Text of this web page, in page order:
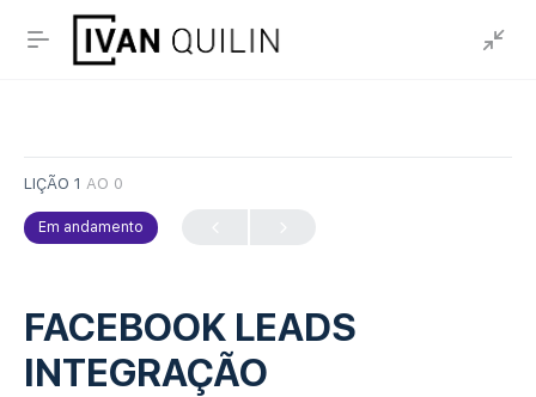
LIÇÃO 1 AO 0
Em andamento
FACEBOOK LEADS
INTEGRAÇÃO